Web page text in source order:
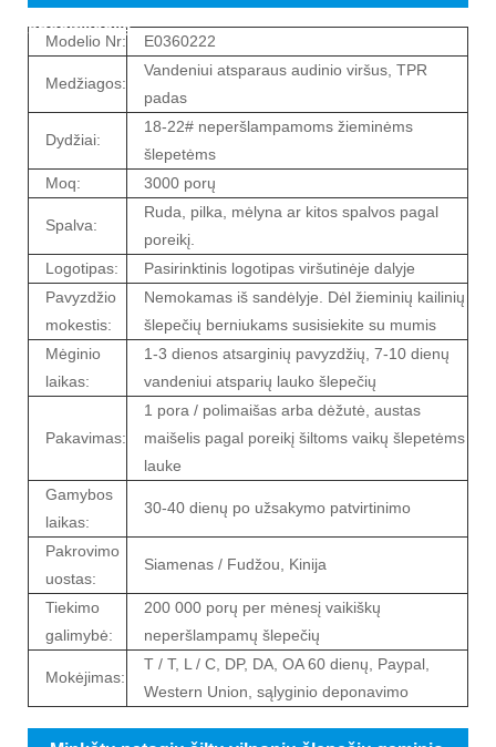
specifikacija
Modelio Nr: E0360222
Medžiagos:
Vandeniui atsparaus audinio viršus, TPR
padas
Dydžiai:
18-22# neperšlampamoms žieminėms
šlepetėms
Moq:
3000 porų
Spalva:
Ruda, pilka, mėlyna ar kitos spalvos pagal
poreikį.
Logotipas:
Pasirinktinis logotipas viršutinėje dalyje
Pavyzdžio
mokestis:
Nemokamas iš sandėlyje. Dėl žieminių kailinių
šlepečių berniukams susisiekite su mumis
Mėginio
laikas:
1-3 dienos atsarginių pavyzdžių, 7-10 dienų
vandeniui atsparių lauko šlepečių
Pakavimas:
1 pora / polimaišas arba dėžutė, austas
maišelis pagal poreikį šiltoms vaikų šlepetėms
lauke
Gamybos
laikas:
30-40 dienų po užsakymo patvirtinimo
Pakrovimo
uostas:
Siamenas / Fudžou, Kinija
Tiekimo
galimybė:
200 000 porų per mėnesį vaikiškų
neperšlampamų šlepečių
Mokėjimas:
T / T, L / C, DP, DA, OA 60 dienų, Paypal,
Western Union, sąlyginio deponavimo